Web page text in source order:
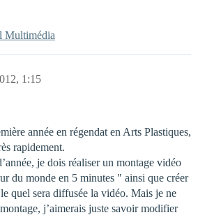
Multimédia
1:15
année en régendat en Arts Plastiques,
rapidement.
je dois réaliser un montage vidéo
du monde en 5 minutes " ainsi que créer
quel sera diffusée la vidéo. Mais je ne
j’aimerais juste savoir modifier